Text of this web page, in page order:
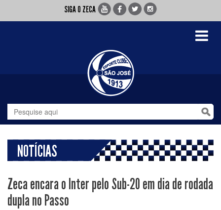
SIGA O ZECA
Toggle
NOTÍCIAS
Zeca encara o Inter pelo Sub-20 em dia de rodada
dupla no Passo